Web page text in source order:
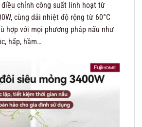
điều chỉnh công suất linh hoạt từ
cùng dải nhiệt độ rộng từ 60°C
hợp với mọi phương pháp nấu như
hấp, hầm…